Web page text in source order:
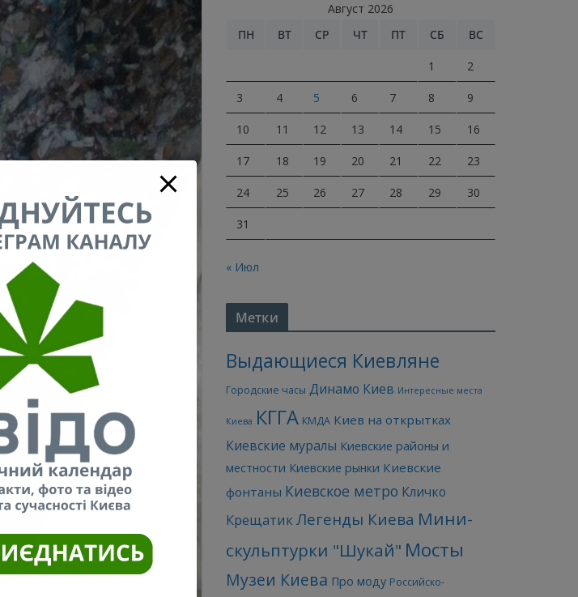
Август 2026
ПН
ВТ СР ЧТ ПТ СБ ВС
1 2
3 4 5 6 7 8 9
10 11 12 13 14 15 16
17 18 19 20 21 22 23
24 25 26 27 28 29 30
31
« Июл
Метки
Выдающиеся Киевляне
Городские часы Динамо Киев Интересные места
Киева КГГА КМДА Киев на открытках
Киевские муралы Киевские районы и
местности Киевские рынки Киевские
фонтаны Киевское метро Кличко
КрещатикЛегенды Киева Мини-
скульптурки "Шукай" Мосты
Музеи Киева Про моду Российско-